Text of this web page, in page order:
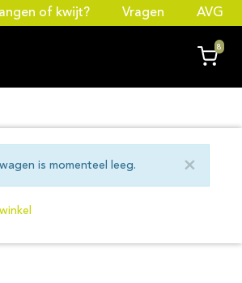
of kwijt? Vragen AVG
8
×
is momenteel leeg.